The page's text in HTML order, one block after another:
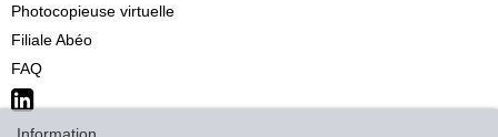
Photocopieuse virtuelle
Filiale Abéo
FAQ